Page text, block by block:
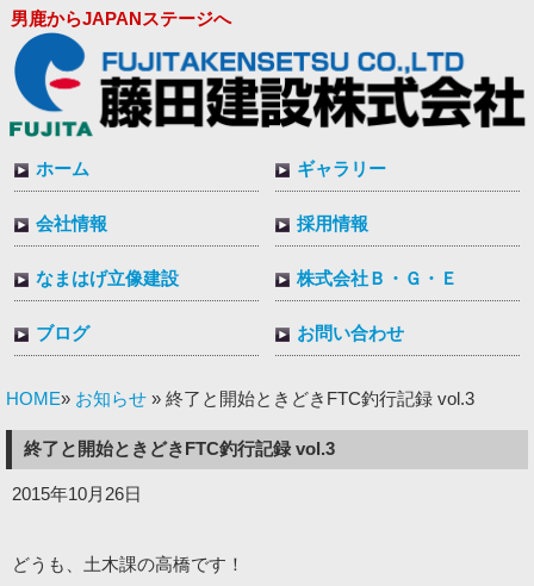
男鹿からJAPANステージへ
ホーム ギャラリー
会社情報 採用情報
なまはげ立像建設 株式会社Ｂ・Ｇ・Ｅ
ブログ お問い合わせ
HOME» お知らせ » 終了と開始ときどきFTC釣行記録 vol.3
終了と開始ときどきFTC釣行記録 vol.3
2015年10月26日
どうも、土木課の高橋です！